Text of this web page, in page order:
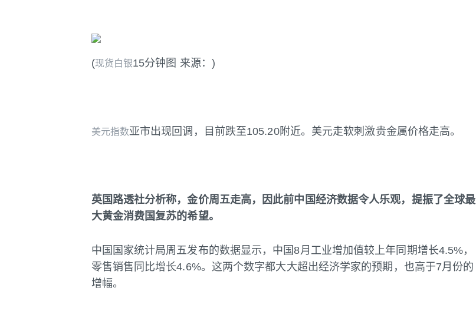
(现货白银15分钟图 来源：)
美元指数亚市出现回调，目前跌至105.20附近。美元走软刺激贵金属价格走高。
英国路透社分析称，金价周五走高，因此前中国经济数据令人乐观，提振了全球最
大黄金消费国复苏的希望。
中国国家统计局周五发布的数据显示，中国8月工业增加值较上年同期增长4.5%，
零售销售同比增长4.6%。这两个数字都大大超出经济学家的预期，也高于7月份的
增幅。